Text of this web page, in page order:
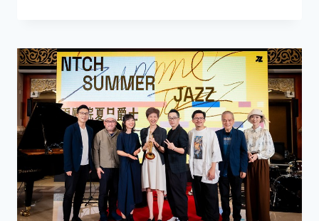
廳
院
夏
日
爵
士
八
月
強
勢
回
歸！